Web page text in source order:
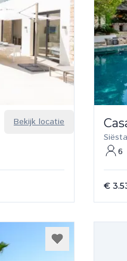
Bekijk locatie
Siësta
6
€